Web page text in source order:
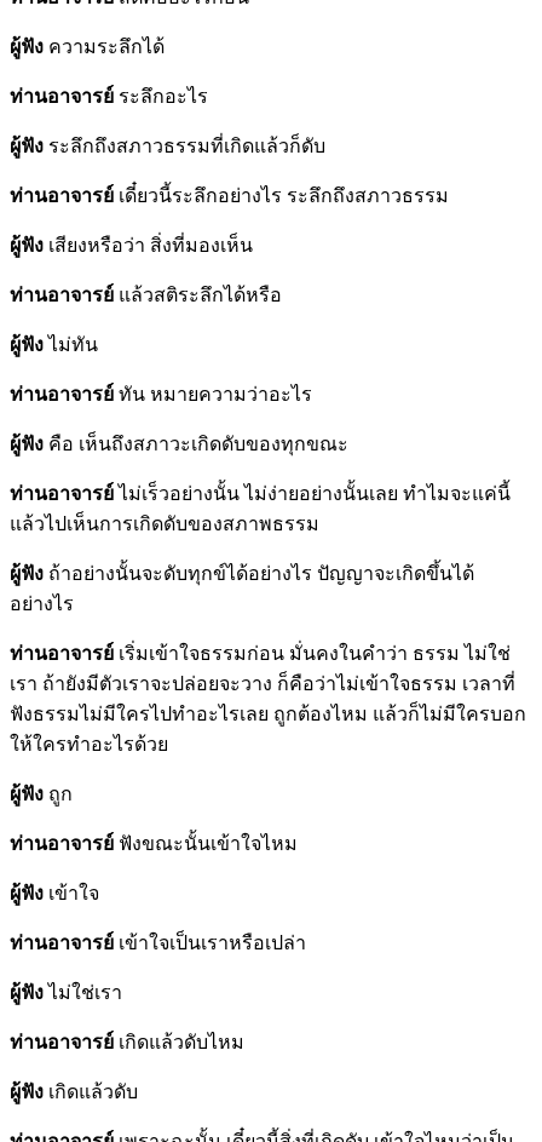
ผู้ฟัง ความระลึกได้
ท่านอาจารย์ ระลึกอะไร
ผู้ฟัง ระลึกถึงสภาวธรรมที่เกิดแล้วก็ดับ
ท่านอาจารย์ เดี๋ยวนี้ระลึกอย่างไร ระลึกถึงสภาวธรรม
ผู้ฟัง เสียงหรือว่า สิ่งที่มองเห็น
ท่านอาจารย์ แล้วสติระลึกได้หรือ
ผู้ฟังไม่ทัน
ท่านอาจารย์ ทัน หมายความว่าอะไร
ผู้ฟัง คือ เห็นถึงสภาวะเกิดดับของทุกขณะ
ท่านอาจารย์ไม่เร็วอย่างนั้น ไม่ง่ายอย่างนั้นเลย ทำไมจะแค่นี้
แล้วไปเห็นการเกิดดับของสภาพธรรม
ผู้ฟัง ถ้าอย่างนั้นจะดับทุกข์ได้อย่างไร ปัญญาจะเกิดขึ้นได้
อย่างไร
ท่านอาจารย์ เริ่มเข้าใจธรรมก่อน มั่นคงในคำว่า ธรรม ไม่ใช่
เรา ถ้ายังมีตัวเราจะปล่อยจะวาง ก็คือว่าไม่เข้าใจธรรม เวลาที่
ฟังธรรมไม่มีใครไปทำอะไรเลย ถูกต้องไหม แล้วก็ไม่มีใครบอก
ให้ใครทำอะไรด้วย
ผู้ฟัง ถูก
ท่านอาจารย์ ฟังขณะนั้นเข้าใจไหม
ผู้ฟัง เข้าใจ
ท่านอาจารย์ เข้าใจเป็นเราหรือเปล่า
ผู้ฟังไม่ใช่เรา
ท่านอาจารย์ เกิดแล้วดับไหม
ผู้ฟัง เกิดแล้วดับ